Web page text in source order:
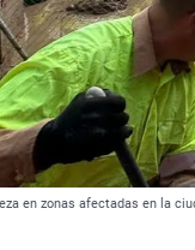
en zonas afectadas en la